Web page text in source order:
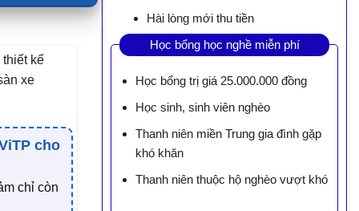
kế
xe
cho
chỉ còn
Hài lòng mới thu tiền
Học bổng học nghề miễn phí
Học bổng trị giá 25.000.000 đồng
Học sinh, sinh viên nghèo
Thanh niên miền Trung gia đình gặp
khó khăn
Thanh niên thuộc hộ nghèo vượt khó